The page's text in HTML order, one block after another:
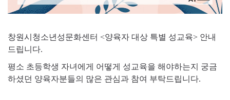
창원시청소년성문화센터 <양육자 대상 특별 성교육> 안내
드립니다.
평소 초등학생 자녀에게 어떻게 성교육을 해야하는지 궁금
하셨던 양육자분들의 많은 관심과 참여 부탁드립니다.